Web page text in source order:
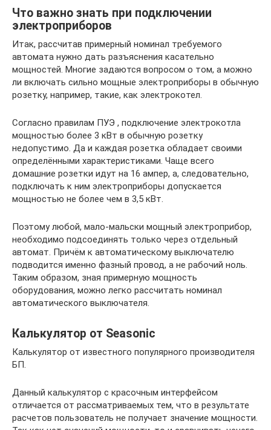
Что важно знать при подключении
электроприборов
Итак, рассчитав примерный номинал требуемого
автомата нужно дать разъяснения касательно
мощностей. Многие задаются вопросом о том, а можно
ли включать сильно мощные электроприборы в обычную
розетку, например, такие, как электрокотел.
Согласно правилам ПУЭ , подключение электрокотла
мощностью более 3 кВт в обычную розетку
недопустимо. Да и каждая розетка обладает своими
определёнными характеристиками. Чаще всего
домашние розетки идут на 16 ампер, а, следовательно,
подключать к ним электроприборы допускается
мощностью не более чем в 3,5 кВт.
Поэтому любой, мало-мальски мощный электроприбор,
необходимо подсоединять только через отдельный
автомат. Причём к автоматическому выключателю
подводится именно фазный провод, а не рабочий ноль.
Таким образом, зная примерную мощность
оборудования, можно легко рассчитать номинал
автоматического выключателя.
Калькулятор от Seasonic
Калькулятор от известного популярного производителя
БП.
Данный калькулятор с красочным интерфейсом
отличается от рассматриваемых тем, что в результате
расчетов пользователь не получает значение мощности.